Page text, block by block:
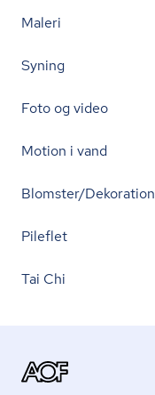
Maleri
Syning
Foto og video
Motion i vand
Blomster/Dekoration
Pileflet
Tai Chi